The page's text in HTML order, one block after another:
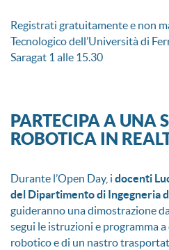
Registrati gratuitamente e non
Tecnologico dell’Università di
Saragat 1 alle 15.30
PARTECIPA A UNA
ROBOTICA IN
Durante l’Open Day, i docenti
del Dipartimento di Ingegneria
guideranno una dimostrazione
segui le istruzioni e programma
robotico e di un nastro